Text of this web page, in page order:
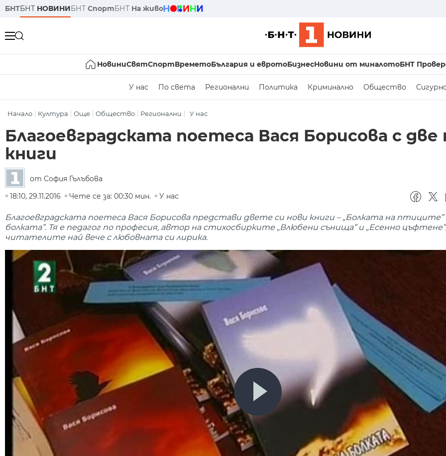
БНТБНТ НОВИНИБНТ СпортБНТ На живо
НовиниСвятСпортВреметоБългария и евротоБизнесНовини от миналотоБНТ
У нас По света Регионални Политика Криминално Общество
Начало Култура Още Общество Регионални У нас
Благоевградската поетеса Вася Борисова с две
книги
от София Гълъбова
18:10, 29.11.2016
Чете се за: 00:30 мин. У нас
Благоевградската поетеса Вася Борисова представи двете си нови книги – „Болката на
болката”. Тя е педагог по професия, автор на стихосбирките „Влюбени сънища” и „Есенно
читателите най вече с любовната си лирика.